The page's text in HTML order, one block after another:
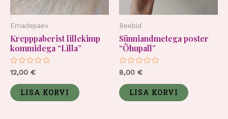
Emadepäev
Krepppaberist lillekimp
kommidega “Lilla”
Hinnanguga
0
5
12,00 €
LISA KORVI
Beebid
Sünniandmetega poster
“Õhupall”
Hinnanguga
0
5
8,00 €
LISA KORVI